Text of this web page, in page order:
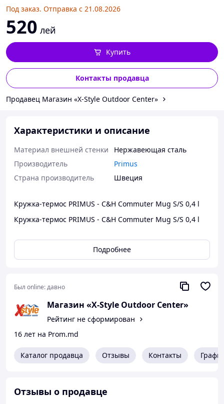
Под заказ. Отправка с 21.08.2026
520 лей
Контакты продавца
Купить
Продавец Магазин «X-Style Outdoor Center»
Характеристики и описание
Материал внешней стенки
Нержавеющая сталь
Производитель
Primus
Страна производитель
Швеция
Кружка-термос PRIMUS - C&H Commuter Mug S/S 0,4 l
Кружка-термос PRIMUS - C&H Commuter Mug S/S 0,4 l
Подробнее
Был online:давно
Магазин «X-Style Outdoor Center»
Рейтинг не сформирован
16 лет на Prom.md
Каталог продавца Отзывы Контакты
Отзывы о продавце